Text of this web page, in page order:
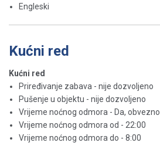
Engleski
Kućni red
Kućni red
Priređivanje zabava - nije dozvoljeno
Pušenje u objektu - nije dozvoljeno
Vrijeme noćnog odmora - Da, obvezno
Vrijeme noćnog odmora od - 22:00
Vrijeme noćnog odmora do - 8:00